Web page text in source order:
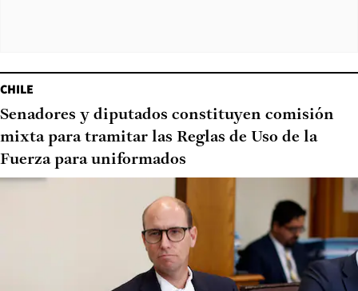
CHILE
Senadores y diputados constituyen comisión
mixta para tramitar las Reglas de Uso de la
Fuerza para uniformados